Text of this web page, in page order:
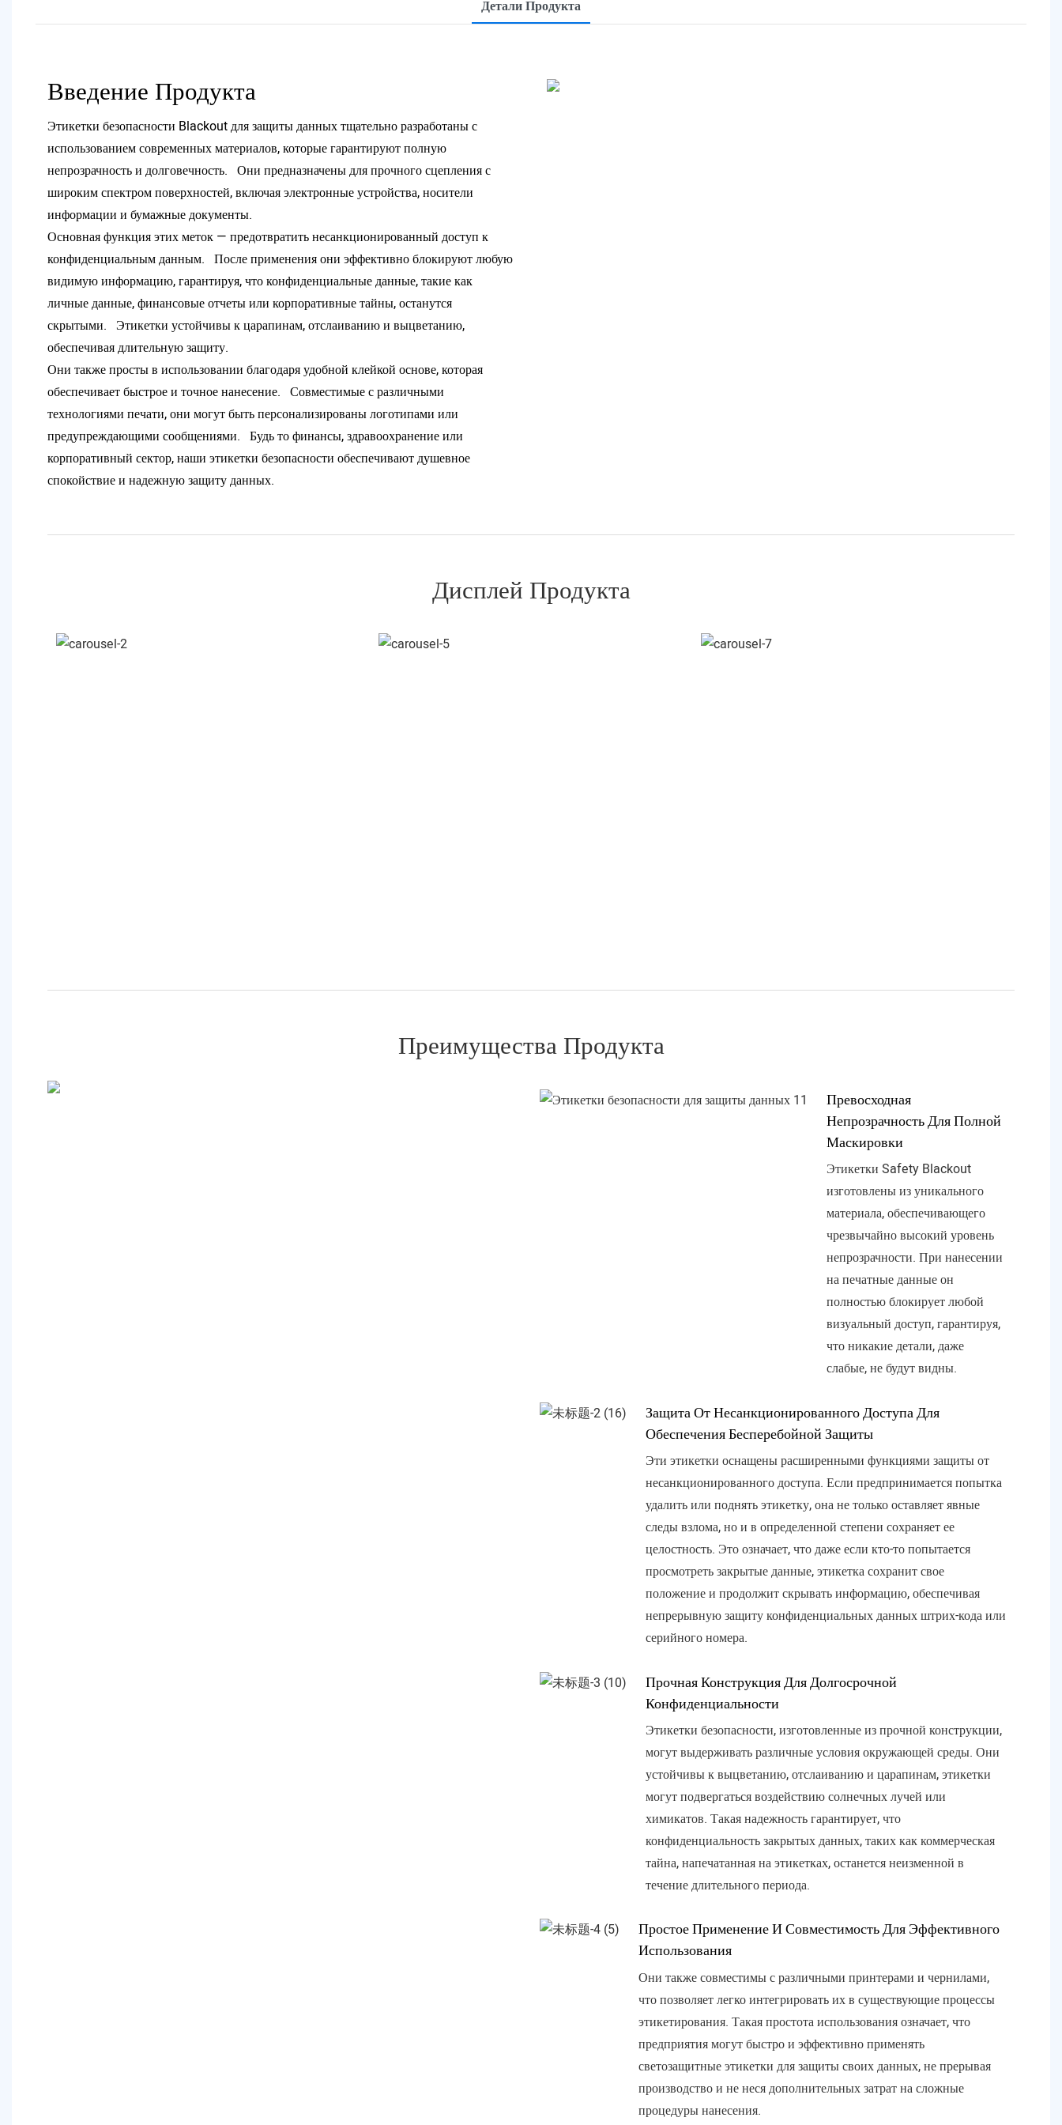
Детали Продукта
Введение Продукта
Этикетки безопасности Blackout для защиты данных тщательно разработаны с
использованием современных материалов, которые гарантируют полную
непрозрачность и долговечность. Они предназначены для прочного сцепления с
широким спектром поверхностей, включая электронные устройства, носители
информации и бумажные документы.
Основная функция этих меток — предотвратить несанкционированный доступ к
конфиденциальным данным. После применения они эффективно блокируют любую
видимую информацию, гарантируя, что конфиденциальные данные, такие как
личные данные, финансовые отчеты или корпоративные тайны, останутся
скрытыми. Этикетки устойчивы к царапинам, отслаиванию и выцветанию,
обеспечивая длительную защиту.
Они также просты в использовании благодаря удобной клейкой основе, которая
обеспечивает быстрое и точное нанесение. Совместимые с различными
технологиями печати, они могут быть персонализированы логотипами или
предупреждающими сообщениями. Будь то финансы, здравоохранение или
корпоративный сектор, наши этикетки безопасности обеспечивают душевное
спокойствие и надежную защиту данных.
Дисплей Продукта
Преимущества Продукта
Превосходная
Непрозрачность Для Полной
Маскировки
Этикетки Safety Blackout
изготовлены из уникального
материала, обеспечивающего
чрезвычайно высокий уровень
непрозрачности. При нанесении
на печатные данные он
полностью блокирует любой
визуальный доступ, гарантируя,
что никакие детали, даже
слабые, не будут видны.
Защита От Несанкционированного Доступа Для
Обеспечения Бесперебойной Защиты
Эти этикетки оснащены расширенными функциями защиты от
несанкционированного доступа. Если предпринимается попытка
удалить или поднять этикетку, она не только оставляет явные
следы взлома, но и в определенной степени сохраняет ее
целостность. Это означает, что даже если кто-то попытается
просмотреть закрытые данные, этикетка сохранит свое
положение и продолжит скрывать информацию, обеспечивая
непрерывную защиту конфиденциальных данных штрих-кода или
серийного номера.
Прочная Конструкция Для Долгосрочной
Конфиденциальности
Этикетки безопасности, изготовленные из прочной конструкции,
могут выдерживать различные условия окружающей среды. Они
устойчивы к выцветанию, отслаиванию и царапинам, этикетки
могут подвергаться воздействию солнечных лучей или
химикатов. Такая надежность гарантирует, что
конфиденциальность закрытых данных, таких как коммерческая
тайна, напечатанная на этикетках, останется неизменной в
течение длительного периода.
Простое Применение И Совместимость Для Эффективного
Использования
Они также совместимы с различными принтерами и чернилами,
что позволяет легко интегрировать их в существующие процессы
этикетирования. Такая простота использования означает, что
предприятия могут быстро и эффективно применять
светозащитные этикетки для защиты своих данных, не прерывая
производство и не неся дополнительных затрат на сложные
процедуры нанесения.